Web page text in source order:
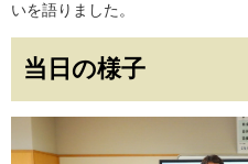
いを語りました。
当日の様子